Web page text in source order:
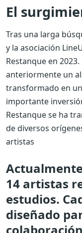
El
Tras una larga
y la asociación
Restanque en
anteriormente un
transformado en
importante
Restanque se ha
de diversos
artistas
14 artistas
estudios.
diseñado